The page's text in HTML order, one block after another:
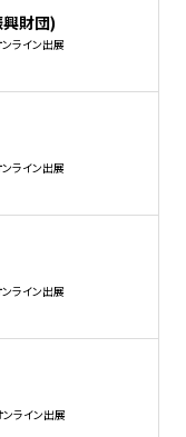
財団)
ンライン出展
ンライン出展
ンライン出展
ンライン出展